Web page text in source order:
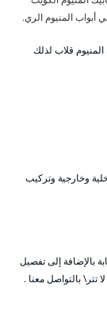
المنيوم الري.
قلاب لذلك
وخارجية وتركيب
بالإضافة إلى تفصيل
تتر\ بالتواصل معنا .